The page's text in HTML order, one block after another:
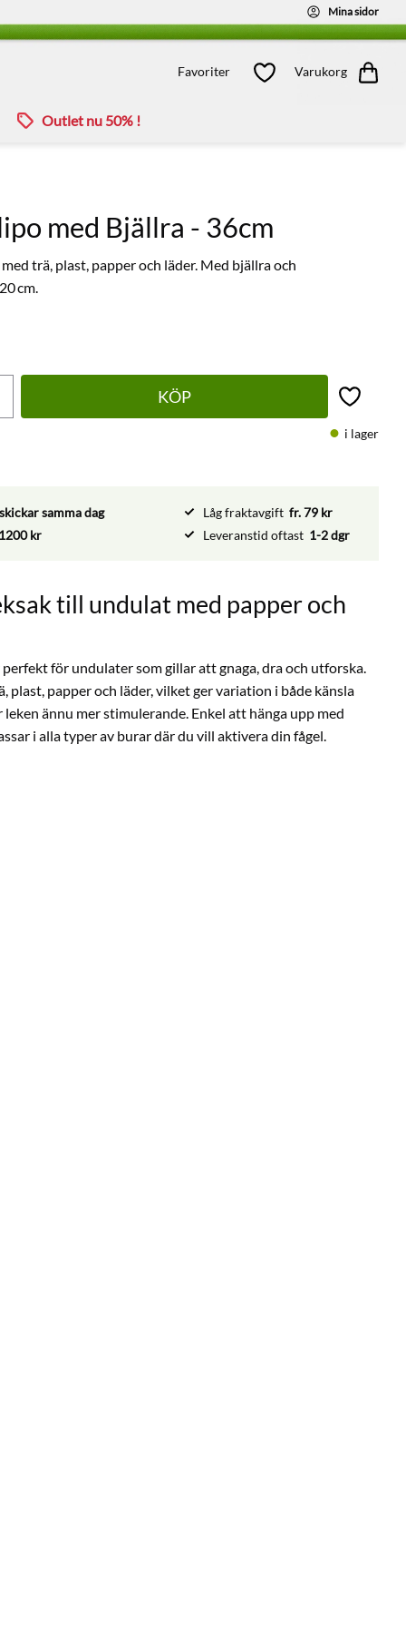
Mina sidor
Favoriter Varukorg
Favoriter
Kundvagn
Outlet nu 50% !
med Bjällra - 36cm
trä, plast, papper och läder. Med bjällra och
cm.
KÖP Lägg till
i lager
samma dag Låg fraktavgift fr. 79 kr
1200 kr Leveranstid oftast 1-2 dgr
till undulat med papper och
för undulater som gillar att gnaga, dra och utforska.
plast, papper och läder, vilket ger variation i både känsla
ännu mer stimulerande. Enkel att hänga upp med
i alla typer av burar där du vill aktivera din fågel.
i favoriter